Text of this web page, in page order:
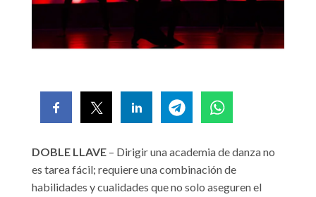
DOBLE LLAVE – Dirigir una academia de danza no
es tarea fácil; requiere una combinación de
habilidades y cualidades que no solo aseguren el